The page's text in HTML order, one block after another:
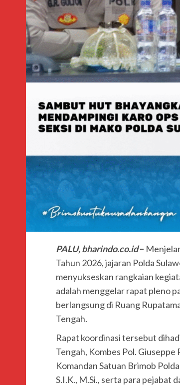
PALU, bharindo.co.id–
Tahun 2026, jajaran Polda
menyukseskan rangkaian
adalah menggelar rapat pleno
berlangsung di Ruang
Tengah.
Rapat koordinasi tersebut
Tengah, Kombes Pol. Giuseppe
Komandan Satuan Brimob
S.I.K., M.Si., serta para pejabat